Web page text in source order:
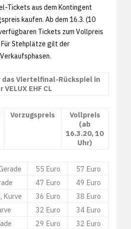
Tickets aus dem Kontingent
kaufen. Ab dem 16.3. (10
Tickets zum Vollpreis
Stehplätze gilt der
Viertelfinal-Rückspiel in
VELUX EHF CL
Vorzugspreis
Vollpreis
(ab
16.3.20, 10
Uhr)
55 Euro
57 Euro
47 Euro
49 Euro
Kurve
36 Euro
38 Euro
32 Euro
34 Euro
29 Euro
32 Euro